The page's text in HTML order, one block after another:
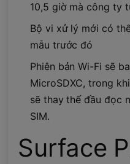
10,5 giờ mà công ty
Bộ vi xử lý mới có
mẫu trước đó
Phiên bản Wi-Fi sẽ
MicroSDXC, trong
sẽ thay thế đầu đọc
SIM.
Surface